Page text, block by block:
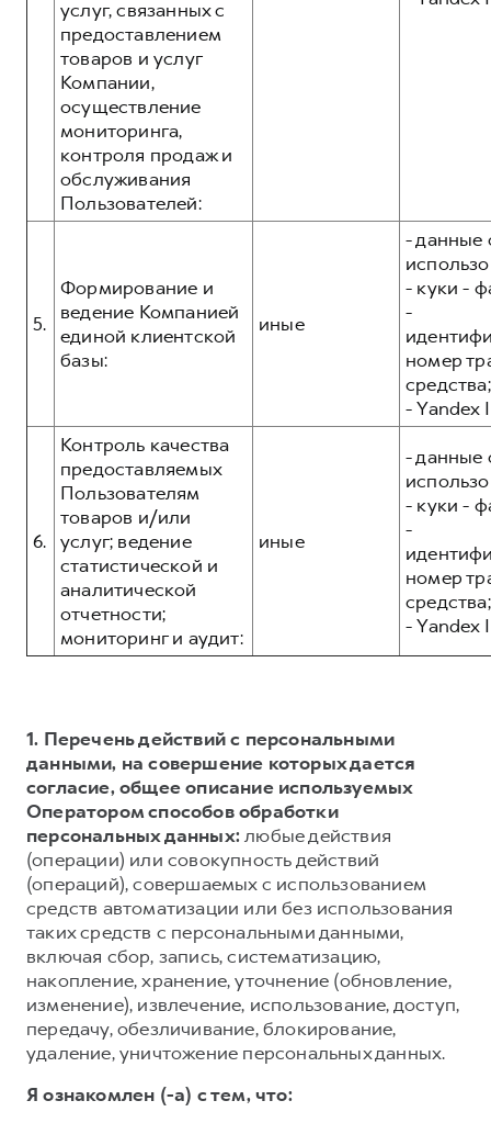
услуг, связанных с
предоставлением
товаров и услуг
Компании,
осуществление
мониторинга,
контроля продаж и
обслуживания
Пользователей:
5.
Формирование и
ведение Компанией
единой клиентской
базы:
иные
- данные
- куки -
-
номер
средства;
- Yandex
6.
Контроль качества
предоставляемых
Пользователям
товаров и/или
услуг; ведение
статистической и
аналитической
отчетности;
мониторинг и аудит:
иные
- данные
- куки -
-
номер
средства;
- Yandex
1. Перечень действий с персональными
данными, на совершение которых дается
согласие, общее описание используемых
Оператором способов обработки
персональных данных:любые действия
(операции) или совокупность действий
(операций), совершаемых с использованием
средств автоматизации или без использования
таких средств с персональными данными,
включая сбор, запись, систематизацию,
накопление, хранение, уточнение (обновление,
изменение), извлечение, использование, доступ,
передачу, обезличивание, блокирование,
удаление, уничтожение персональных данных.
Я ознакомлен (-а) с тем, что: